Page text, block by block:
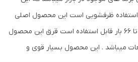
استفاده ظرفشویی است این محصول اصلی
میباشد و 66 بار است یعنی تا 66 بار قابل استفاده است قرق این محصول
میباشد . این محصول بسیار قوی و